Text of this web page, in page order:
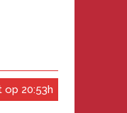
op 20:53h